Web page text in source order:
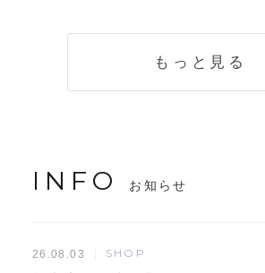
もっと見る
INFO お知らせ
26.08.03 SHOP